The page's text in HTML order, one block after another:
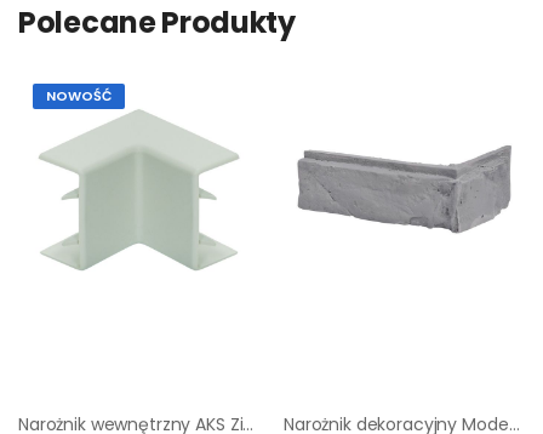
Polecane Produkty
NOWOŚĆ
Narożnik wewnętrzny AKS Zielonka 25 x 40 mm Narożnik dekoracyjny Modena betonowy z fugą szary 0,60 mb